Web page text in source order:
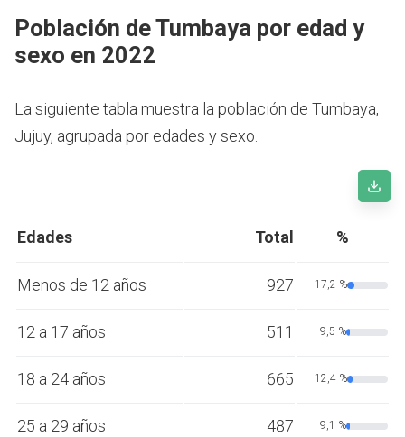
Población de Tumbaya por edad y
sexo en 2022
La siguiente tabla muestra la población de Tumbaya,
Jujuy, agrupada por edades y sexo.
Edades Total %
Menos de 12 años 927 17,2 %
12 a 17 años 511 9,5 %
18 a 24 años 665 12,4 %
25 a 29 años 487 9,1 %